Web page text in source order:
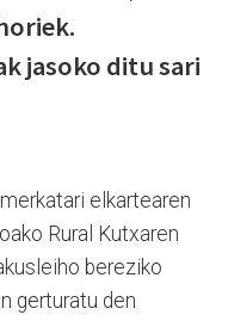
jasoko ditu sari
elkartearen
Rural Kutxaren
bereziko
gerturatu den